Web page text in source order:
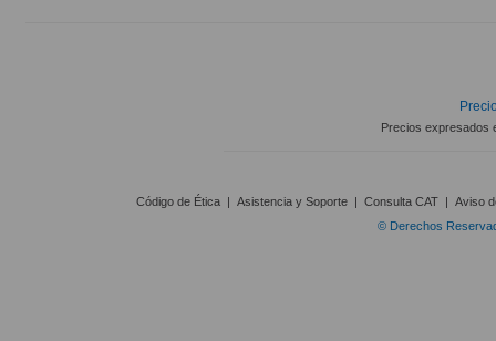
Precios expresados
Código de Ética | Asistencia y Soporte | Consulta CAT | Aviso
© Derechos